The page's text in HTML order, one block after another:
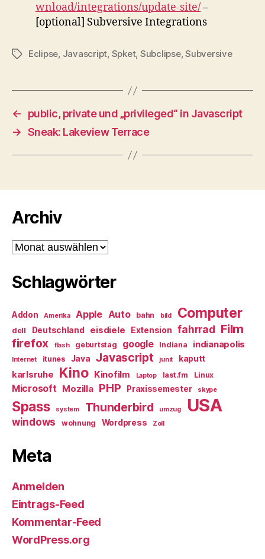
wnload/integrations/update-site/–
[optional] Subversive Integrations
Schlagwörter
Eclipse, Javascript, Spket, Subclipse,Subversive
←
public, private und „privileged“ in Javascript
→ Sneak: Lakeview Terrace
Archiv
Archiv
Schlagwörter
Addon Amerika Apple Auto bahn bild Computer
dell Deutschland eisdiele Extension fahrrad Film
firefox flash geburtstag google Indiana indianapolis
Internet itunes Java Javascript junit kaputt
karlsruhe Kino Kinofilm Laptop last.fm Linux
Microsoft Mozilla PHP Praxissemester skype
Spass system Thunderbird umzug USA
windows wohnung Wordpress Zoll
Meta
Anmelden
Eintrags-Feed
Kommentar-Feed
WordPress.org